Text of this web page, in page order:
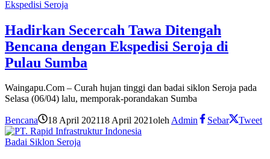
Ekspedisi Seroja
Hadirkan Secercah Tawa Ditengah
Bencana dengan Ekspedisi Seroja di
Pulau Sumba
Waingapu.Com – Curah hujan tinggi dan badai siklon Seroja pada
Selasa (06/04) lalu, memporak-porandakan Sumba
Bencana 18 April 202118 April 2021olehAdmin Sebar Tweet
Badai Siklon Seroja